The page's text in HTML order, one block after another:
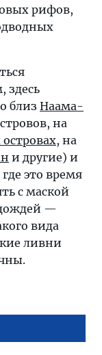
рифов,
здесь
близ Наама-
на
, на
и другие) и
где это время
с маской
—
вида
ливни